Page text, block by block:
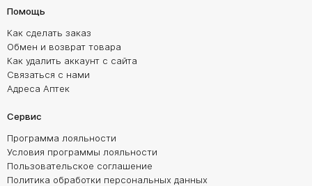
Помощь
Как сделать заказ
Обмен и возврат товара
Как удалить аккаунт с сайта
Связаться с нами
Адреса Аптек
Сервис
Программа лояльности
Условия программы лояльности
Пользовательское соглашение
Политика обработки персональных данных